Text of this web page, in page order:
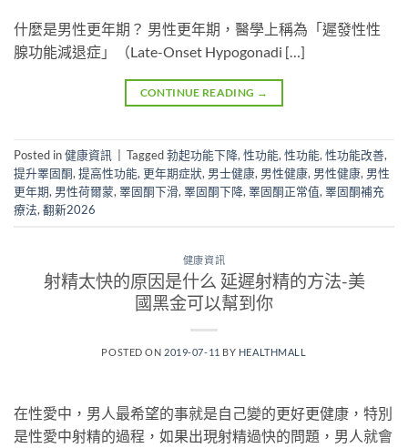
什麼是男性更年期？ 男性更年期，醫學上稱為「遲發性性
腺功能減退症」（Late-Onset Hypogonadi […]
CONTINUE READING →
Posted in健康資訊 Tagged勃起功能下降,性功能,性功能,性功能改善,
提升睪固酮,提高性功能,更年期症狀, 男士健康, 男性健康, 男性健康, 男性
更年期, 男性荷爾蒙,睪固酮下滑,睪固酮下降,睪固酮正常值,睪固酮補充
療法,翻新2026
健康資訊
射精太快的原因是什么 延遲射精的方法-美
國黑金可以幫到你
POSTED ON 2019-07-11 BY HEALTHMALL
在性愛中，男人最希望的事就是自己變的更好更健康，特別
是性愛中射精的過程，如果出現射精過快的問題，男人就會